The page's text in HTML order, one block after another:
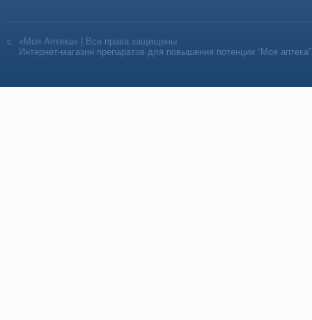
«Моя Аптека» | Все права защищены
Интернет-магазин препаратов для повышения потенции “Моя